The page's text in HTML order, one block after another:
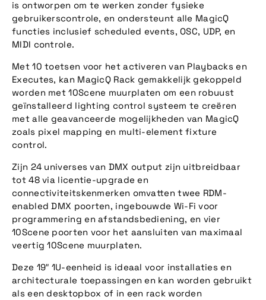
is ontworpen om te werken zonder fysieke
gebruikerscontrole, en ondersteunt alle MagicQ
functies inclusief scheduled events, OSC, UDP, en
MIDI controle.
Met 10 toetsen voor het activeren van Playbacks en
Executes, kan MagicQ Rack gemakkelijk gekoppeld
worden met 10Scene muurplaten om een robuust
geïnstalleerd lighting control systeem te creëren
met alle geavanceerde mogelijkheden van MagicQ
zoals pixel mapping en multi-element fixture
control.
Zijn 24 universes van DMX output zijn uitbreidbaar
tot 48 via licentie-upgrade en
connectiviteitskenmerken omvatten twee RDM-
enabled DMX poorten, ingebouwde Wi-Fi voor
programmering en afstandsbediening, en vier
10Scene poorten voor het aansluiten van maximaal
veertig 10Scene muurplaten.
Deze 19″ 1U-eenheid is ideaal voor installaties en
architecturale toepassingen en kan worden gebruikt
als een desktopbox of in een rack worden